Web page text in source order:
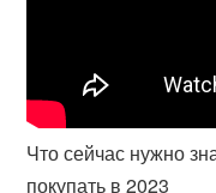
Что сейчас нужно
покупать в 2023